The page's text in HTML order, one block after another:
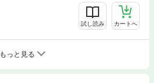
試し読み カートへ
もっと見る